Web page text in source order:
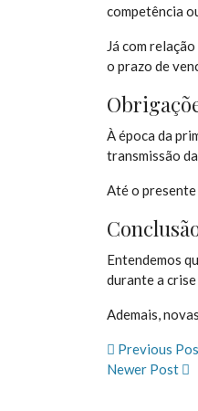
competência
Já com
o prazo de
À época da
transmissão
Até o presente
Entendemos
durante a
Ademais,
Previous
Newer Post